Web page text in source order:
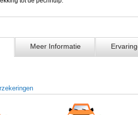
Meer Informatie